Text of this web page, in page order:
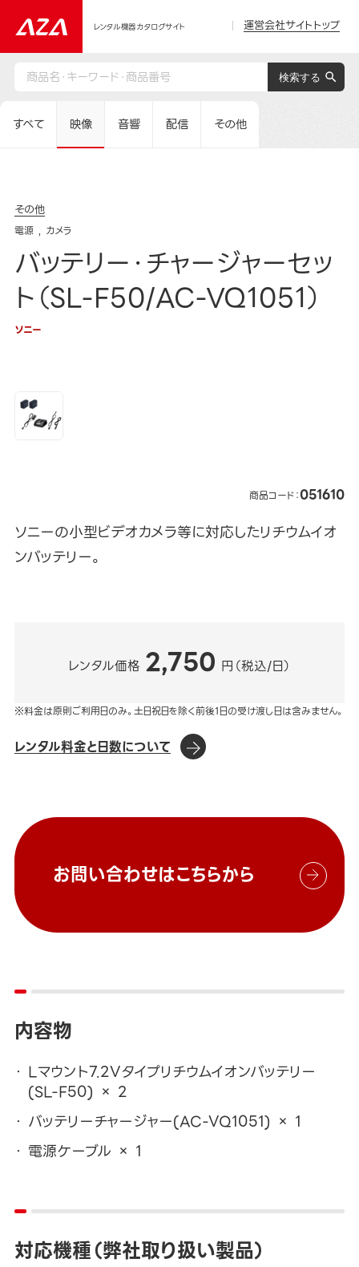
レンタル機器カタログサイト 運営会社サイトトップ
すべて 映像 音響 配信 その他
その他
電源 カメラ
バッテリー・チャージャーセッ
ト（SL-F50/AC-VQ1051）
ソニー
商品コード：051610
ソニーの小型ビデオカメラ等に対応したリチウムイオ
ンバッテリー。
レンタル価格 2,750 円（税込/日）
※料金は原則ご利用日のみ。土日祝日を除く前後1日の受け渡し日は含みません。
レンタル料金と日数について
お問い合わせはこちらから
内容物
Lマウント7.2Vタイプリチウムイオンバッテリー
(SL-F50) × 2
バッテリーチャージャー(AC-VQ1051) × 1
電源ケーブル × 1
対応機種（弊社取り扱い製品）